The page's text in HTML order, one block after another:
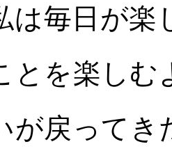
は毎日が楽
とを楽し
が戻ってき